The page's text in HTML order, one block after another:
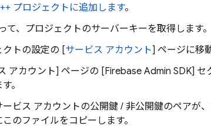
プロジェクトに追加します。
て、プロジェクトのサーバーキーを取得します。
クトの設定の [サービス アカウント] ページに移
アカウント] ページの [Firebase Admin SDK] セ
。
ービス アカウントの公開鍵 / 非公開鍵のペアが
のファイルをコピーします。